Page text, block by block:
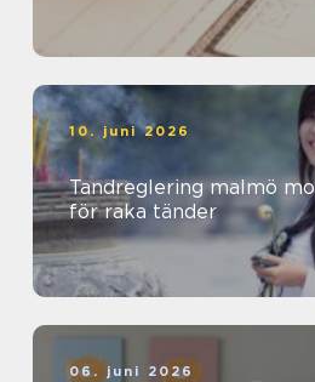
10. juni 2026
Tandreglering malmö moderna lösningar
för raka tänder
06. juni 2026